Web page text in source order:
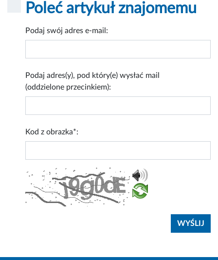
Poleć artykuł znajomemu
Podaj swój adres e-mail:
Podaj adres(y), pod który(e) wysłać mail
(oddzielone przecinkiem):
Kod z obrazka*: